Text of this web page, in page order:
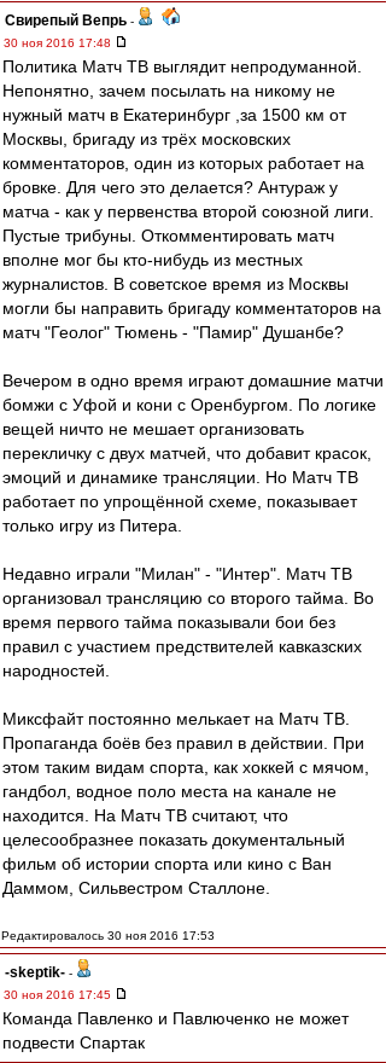
Свирепый Вепрь -
30 ноя 2016 17:48
Политика Матч ТВ выглядит непродуманной.
Непонятно, зачем посылать на никому не
нужный матч в Екатеринбург ,за 1500 км от
Москвы, бригаду из трёх московских
комментаторов, один из которых работает на
бровке. Для чего это делается? Антураж у
матча - как у первенства второй союзной лиги.
Пустые трибуны. Откомментировать матч
вполне мог бы кто-нибудь из местных
журналистов. В советское время из Москвы
могли бы направить бригаду комментаторов на
матч "Геолог" Тюмень - "Памир" Душанбе?
Вечером в одно время играют домашние матчи
бомжи с Уфой и кони с Оренбургом. По логике
вещей ничто не мешает организовать
перекличку с двух матчей, что добавит красок,
эмоций и динамике трансляции. Но Матч ТВ
работает по упрощённой схеме, показывает
только игру из Питера.
Недавно играли "Милан" - "Интер". Матч ТВ
организовал трансляцию со второго тайма. Во
время первого тайма показывали бои без
правил с участием предствителей кавказских
народностей.
Миксфайт постоянно мелькает на Матч ТВ.
Пропаганда боёв без правил в действии. При
этом таким видам спорта, как хоккей с мячом,
гандбол, водное поло места на канале не
находится. На Матч ТВ считают, что
целесообразнее показать документальный
фильм об истории спорта или кино с Ван
Даммом, Сильвестром Сталлоне.
Редактировалось 30 ноя 2016 17:53
-skeptik- -
30 ноя 2016 17:45
Команда Павленко и Павлюченко не может
подвести Спартак